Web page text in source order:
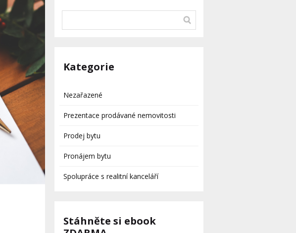
Kategorie
Nezařazené
Prezentace prodávané nemovitosti
Prodej bytu
Pronájem bytu
Spolupráce s realitní kanceláří
Stáhněte si ebook